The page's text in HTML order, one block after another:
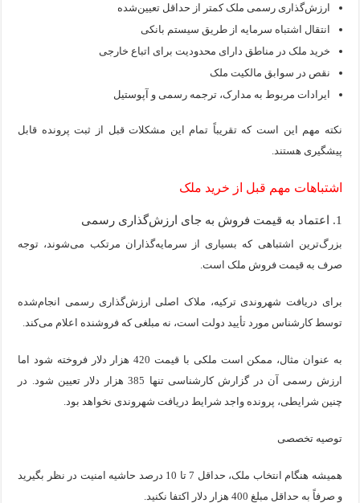
ارزش‌گذاری رسمی ملک کمتر از حداقل تعیین‌شده
انتقال اشتباه سرمایه از طریق سیستم بانکی
خرید ملک در مناطق دارای محدودیت برای اتباع خارجی
نقص در سوابق مالکیت ملک
ایرادات مربوط به مدارک، ترجمه رسمی و آپوستیل
نکته مهم این است که تقریباً تمام این مشکلات قبل از ثبت پرونده قابل
پیشگیری هستند.
اشتباهات مهم قبل از خرید ملک
1. اعتماد به قیمت فروش به جای ارزش‌گذاری رسمی
بزرگ‌ترین اشتباهی که بسیاری از سرمایه‌گذاران مرتکب می‌شوند، توجه
صرف به قیمت فروش ملک است.
برای دریافت شهروندی ترکیه، ملاک اصلی ارزش‌گذاری رسمی انجام‌شده
توسط کارشناس مورد تأیید دولت است، نه مبلغی که فروشنده اعلام می‌کند.
به عنوان مثال، ممکن است ملکی با قیمت 420 هزار دلار فروخته شود اما
ارزش رسمی آن در گزارش کارشناسی تنها 385 هزار دلار تعیین شود. در
چنین شرایطی، پرونده واجد شرایط دریافت شهروندی نخواهد بود.
توصیه تخصصی
همیشه هنگام انتخاب ملک، حداقل 7 تا 10 درصد حاشیه امنیت در نظر بگیرید
و صرفاً به حداقل مبلغ 400 هزار دلار اکتفا نکنید.